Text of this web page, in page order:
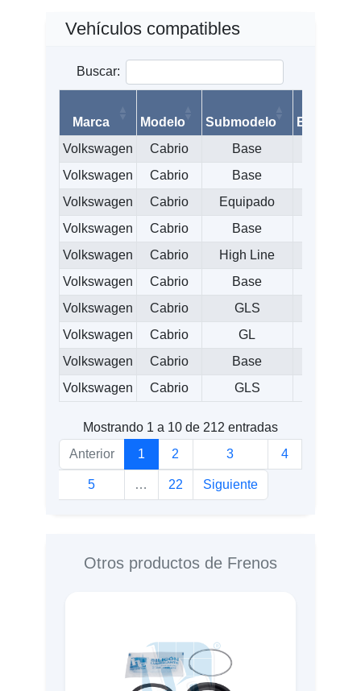
Vehículos compatibles
Buscar:
Marca Modelo Submodelo Balata
Volkswagen
Cabrio Base
Volkswagen
Cabrio Base
Volkswagen
Cabrio Equipado
Volkswagen
Cabrio Base
Volkswagen
Cabrio High Line
Volkswagen
Cabrio Base
Volkswagen
Cabrio GLS
Volkswagen
Cabrio GL
Volkswagen
Cabrio Base
Volkswagen
Cabrio GLS
Mostrando 1 a 10 de 212 entradas
Anterior
1 2 3 4
5 … 22 Siguiente
Otros productos de Frenos